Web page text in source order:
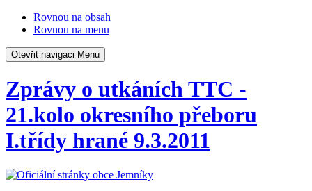
Rovnou na obsah
Rovnou na menu
Otevřit navigaci Menu
Zprávy o utkáních TTC -
21.kolo okresního přeboru
I.třídy hrané 9.3.2011